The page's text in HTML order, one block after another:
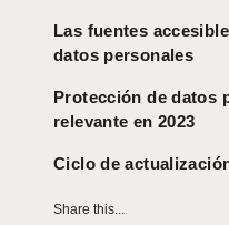
Las fuentes
datos personales
Protección de datos
relevante en 2023
Ciclo de
Share this...